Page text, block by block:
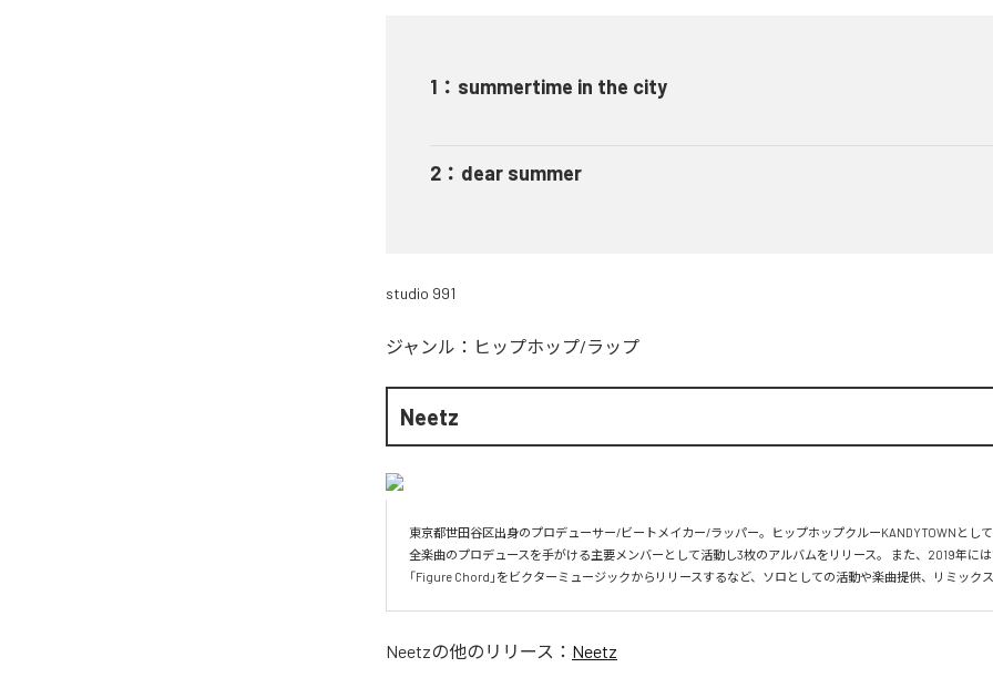
1 ： summertime in the city
2 ： dear summer
studio 991
ジャンル： ヒップホップ/ラップ
Neetz
東京都世田谷区出身のプロデューサー/ビートメイカー/ラッパー。ヒップホップクルーKANDYTOWNとし
全楽曲のプロデュースを手がける主要メンバーとして活動し3枚のアルバムをリリース。 また、2019年に
「Figure Chord」をビクターミュージックからリリースするなど、ソロとしての活動や楽曲提供、リミックス
Neetzの他のリリース： Neetz